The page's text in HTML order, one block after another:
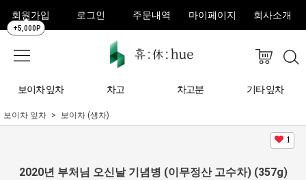
회원가입
+5,000P
로그인 주문내역 마이페이지 회사소개
보이차 잎차 차고 차고분 기타 잎차
보이차 잎차 보이차 (생차)
1
2020년 부처님 오신날 기념병 (이무정산 고수차) (357g)